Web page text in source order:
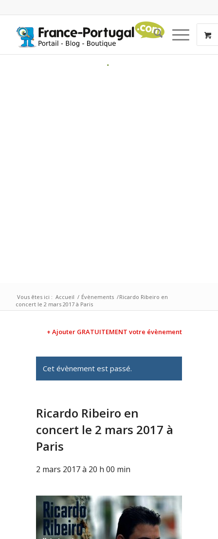
Vous êtes ici : Accueil / Évènements /Ricardo Ribeiro en
concert le 2 mars 2017 à Paris
+ Ajouter GRATUITEMENT votre évènement
Cet évènement est passé.
Ricardo Ribeiro en
concert le 2 mars 2017 à
Paris
2 mars 2017 à 20 h 00 min